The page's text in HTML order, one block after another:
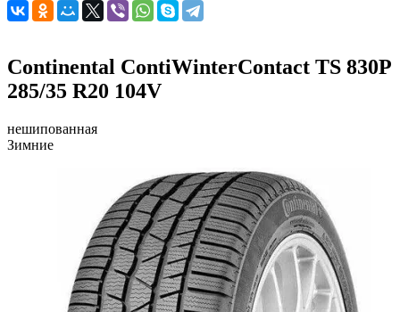
Continental ContiWinterContact TS 830P
285/35 R20 104V
нешипованная
Зимние